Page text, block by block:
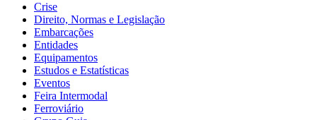
Crise
Direito, Normas e Legislação
Embarcações
Entidades
Equipamentos
Estudos e Estatísticas
Eventos
Feira Intermodal
Ferroviário